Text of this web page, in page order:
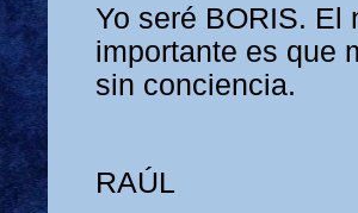
Yo seré BORIS. El
importante es que
sin conciencia.
RAÚL